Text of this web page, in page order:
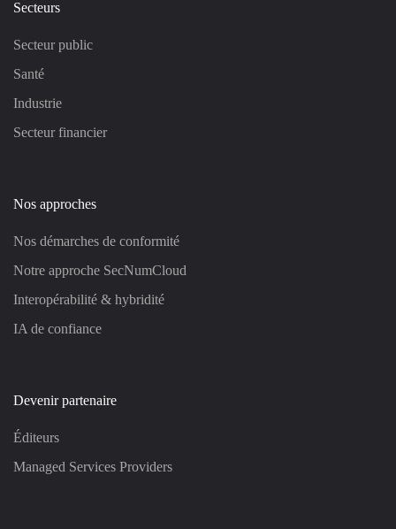
Secteurs
Secteur public
Santé
Industrie
Secteur financier
Nos approches
Nos démarches de conformité
Notre approche SecNumCloud
Interopérabilité & hybridité
IA de confiance
Devenir partenaire
Éditeurs
Managed Services Providers